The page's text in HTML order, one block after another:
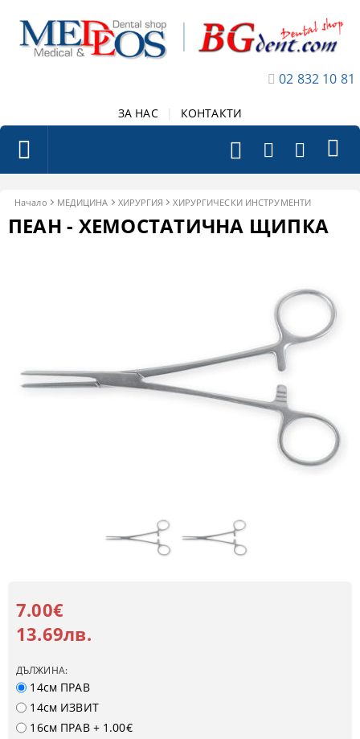
02 832 10 81
ЗА НАС КОНТАКТИ
Начало МЕДИЦИНА ХИРУРГИЯ ХИРУРГИЧЕСКИ ИНСТРУМЕНТИ
ПЕАН - ХЕМОСТАТИЧНА ЩИПКА
7.00€
13.69лв.
ДЪЛЖИНА:
14см ПРАВ
14см ИЗВИТ
16см ПРАВ + 1.00€